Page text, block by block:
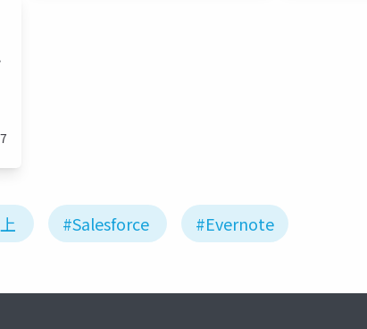
#Salesforce #Evernote